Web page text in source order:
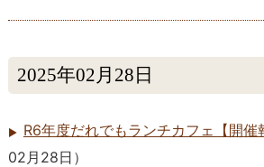
2025年02月28日
R6年度だれでもランチカフェ【開催
02月28日 ）